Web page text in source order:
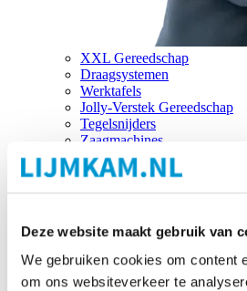
Deze website maakt gebruik van
We gebruiken cookies om content
om ons websiteverkeer te
XXL Gereedschap
Draagsystemen
Werktafels
Jolly-Verstek Gereedschap
Tegelsnijders
Zaagmachines
Merken